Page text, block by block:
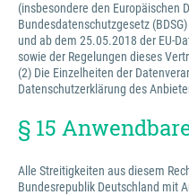
(insbesondere den Europäischen
Bundesdatenschutzgesetz
und ab dem 25.05.2018 der EU-
sowie der Regelungen dieses
(2) Die Einzelheiten der
Datenschutzerklärung des
§ 15
Alle Streitigkeiten aus diesem
Bundesrepublik Deutschland mit